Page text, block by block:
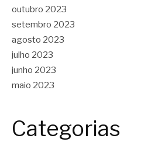
outubro 2023
setembro 2023
agosto 2023
julho 2023
junho 2023
maio 2023
Categorias